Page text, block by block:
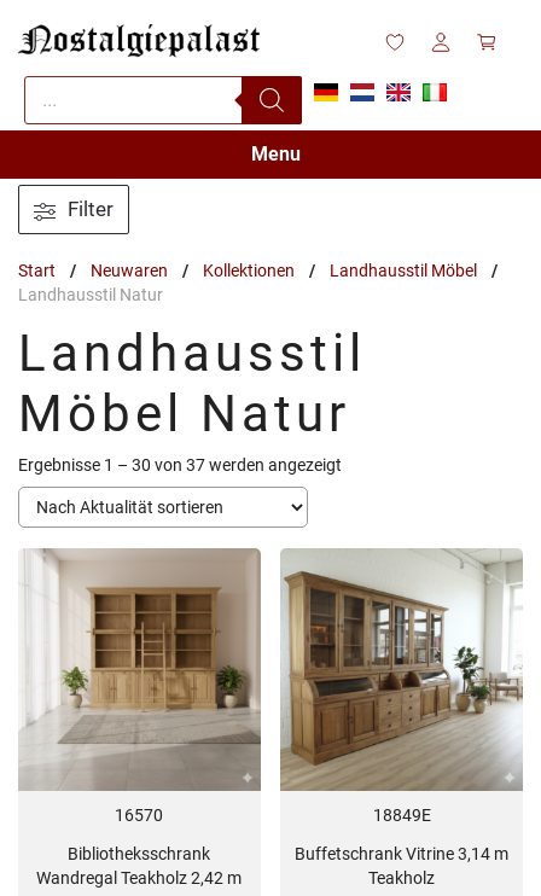
Inhalt
springen
Products
search
Menu
Start / Neuwaren / Kollektionen / Landhausstil Möbel
/
Landhausstil Natur
Landhausstil
Möbel Natur
Ergebnisse 1 – 30 von 37 werden angezeigt
16570
Bibliotheksschrank
Wandregal Teakholz 2,42 m
18849E
Buffetschrank Vitrine 3,14 m
Teakholz
Filter